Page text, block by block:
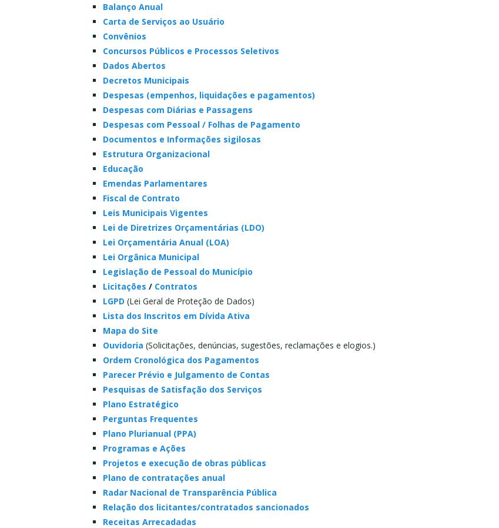
Balanço Anual
Carta de Serviços ao Usuário
Convênios
Concursos Públicos e Processos Seletivos
Dados Abertos
Decretos Municipais
Despesas (empenhos, liquidações e pagamentos)
Despesas com Diárias e Passagens
Despesas com Pessoal / Folhas de Pagamento
Documentos e Informações sigilosas
Estrutura Organizacional
Educação
Emendas Parlamentares
Fiscal de Contrato
Leis Municipais Vigentes
Lei de Diretrizes Orçamentárias (LDO)
Lei Orçamentária Anual (LOA)
Lei Orgânica Municipal
Legislação de Pessoal do Município
Licitações / Contratos
LGPD (Lei Geral de Proteção de Dados)
Lista dos Inscritos em Dívida Ativa
Mapa do Site
Ouvidoria (Solicitações, denúncias, sugestões, reclamações e elogios.)
Ordem Cronológica dos Pagamentos
Parecer Prévio e Julgamento de Contas
Pesquisas de Satisfação dos Serviços
Plano Estratégico
Perguntas Frequentes
Plano Plurianual (PPA)
Programas e Ações
Projetos e execução de obras públicas
Plano de contratações anual
Radar Nacional de Transparência Pública
Relação dos licitantes/contratados sancionados
Receitas Arrecadadas